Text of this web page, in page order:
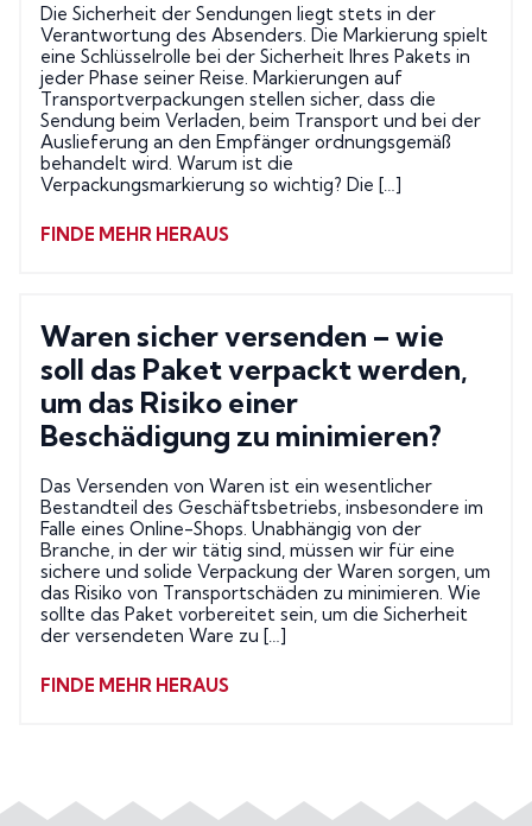
Die Sicherheit der Sendungen liegt stets in der
Verantwortung des Absenders. Die Markierung spielt
eine Schlüsselrolle bei der Sicherheit Ihres Pakets in
jeder Phase seiner Reise. Markierungen auf
Transportverpackungen stellen sicher, dass die
Sendung beim Verladen, beim Transport und bei der
Auslieferung an den Empfänger ordnungsgemäß
behandelt wird. Warum ist die
Verpackungsmarkierung so wichtig? Die […]
FINDE MEHR HERAUS
Waren sicher versenden – wie
soll das Paket verpackt werden,
um das Risiko einer
Beschädigung zu minimieren?
Das Versenden von Waren ist ein wesentlicher
Bestandteil des Geschäftsbetriebs, insbesondere im
Falle eines Online-Shops. Unabhängig von der
Branche, in der wir tätig sind, müssen wir für eine
sichere und solide Verpackung der Waren sorgen, um
das Risiko von Transportschäden zu minimieren. Wie
sollte das Paket vorbereitet sein, um die Sicherheit
der versendeten Ware zu […]
FINDE MEHR HERAUS